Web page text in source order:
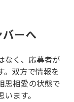
ーへ
なく、応募者が
。双方で情報を
思相愛の状態で
ます。